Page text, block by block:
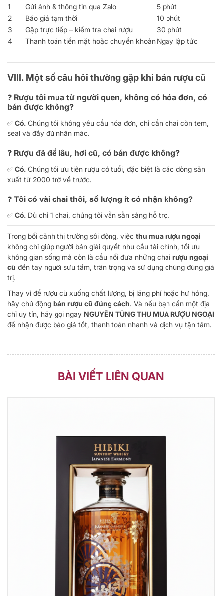
1
Gửi ảnh & thông tin qua Zalo
5 phút
2
Báo giá tạm thời
10 phút
3
Gặp trực tiếp – kiểm tra chai rượu
30 phút
4
Thanh toán tiền mặt hoặc chuyển khoản Ngay lập tức
VIII. Một số câu hỏi thường gặp khi bán rượu cũ
❓ Rượu tôi mua từ người quen, không có hóa đơn, có
bán được không?
✅ Có. Chúng tôi không yêu cầu hóa đơn, chỉ cần chai còn tem,
seal và đầy đủ nhãn mác.
❓ Rượu đã để lâu, hơi cũ, có bán được không?
✅ Có. Chúng tôi ưu tiên rượu có tuổi, đặc biệt là các dòng sản
xuất từ 2000 trở về trước.
❓ Tôi có vài chai thôi, số lượng ít có nhận không?
✅ Có. Dù chỉ 1 chai, chúng tôi vẫn sẵn sàng hỗ trợ.
Trong bối cảnh thị trường sôi động, việc thu mua rượu ngoại
không chỉ giúp người bán giải quyết nhu cầu tài chính, tối ưu
không gian sống mà còn là cầu nối đưa những chai rượu ngoại
cũ đến tay người sưu tầm, trân trọng và sử dụng chúng đúng giá
trị.
Thay vì để rượu cũ xuống chất lượng, bị lãng phí hoặc hư hỏng,
hãy chủ động bán rượu cũ đúng cách. Và nếu bạn cần một địa
chỉ uy tín, hãy gọi ngay NGUYÊN TÙNG THU MUA RƯỢU NGOẠI
để nhận được báo giá tốt, thanh toán nhanh và dịch vụ tận tâm.
BÀI VIẾT LIÊN QUAN